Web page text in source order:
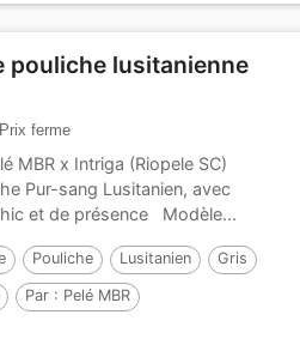
pouliche lusitanienne
Prix ferme
MBR x Intriga (Riopele SC)
Pur-sang Lusitanien, avec
et de présence Modèle...
Pouliche Lusitanien Gris
Par : Pelé MBR